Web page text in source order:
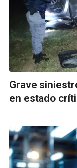
Grave
en estado